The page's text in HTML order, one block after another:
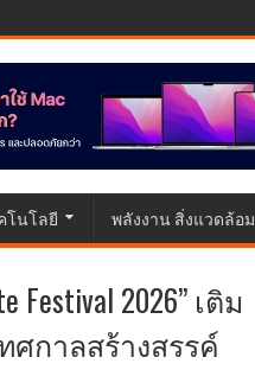
โนโลยี พลังงาน สิ่งแวดล้อม
2026” เติม
กาลสร้างสรรค์